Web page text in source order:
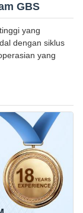
GBS
yang
dengan siklus
yang